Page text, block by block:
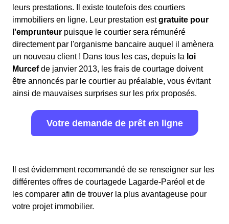
leurs prestations. Il existe toutefois des courtiers
immobiliers en ligne. Leur prestation estgratuite pour
l'emprunteur puisque le courtier sera rémunéré
directement par l'organisme bancaire auquel il amènera
un nouveau client ! Dans tous les cas, depuis la loi
Murcefde janvier 2013, les frais de courtage doivent
être annoncés par le courtier au préalable, vous évitant
ainsi de mauvaises surprises sur les prix proposés.
Votre demande de prêt en ligne
Il est évidemment recommandé de se renseigner sur les
différentes offres de courtagede Lagarde-Paréol et de
les comparer afin de trouver la plus avantageuse pour
votre projet immobilier.